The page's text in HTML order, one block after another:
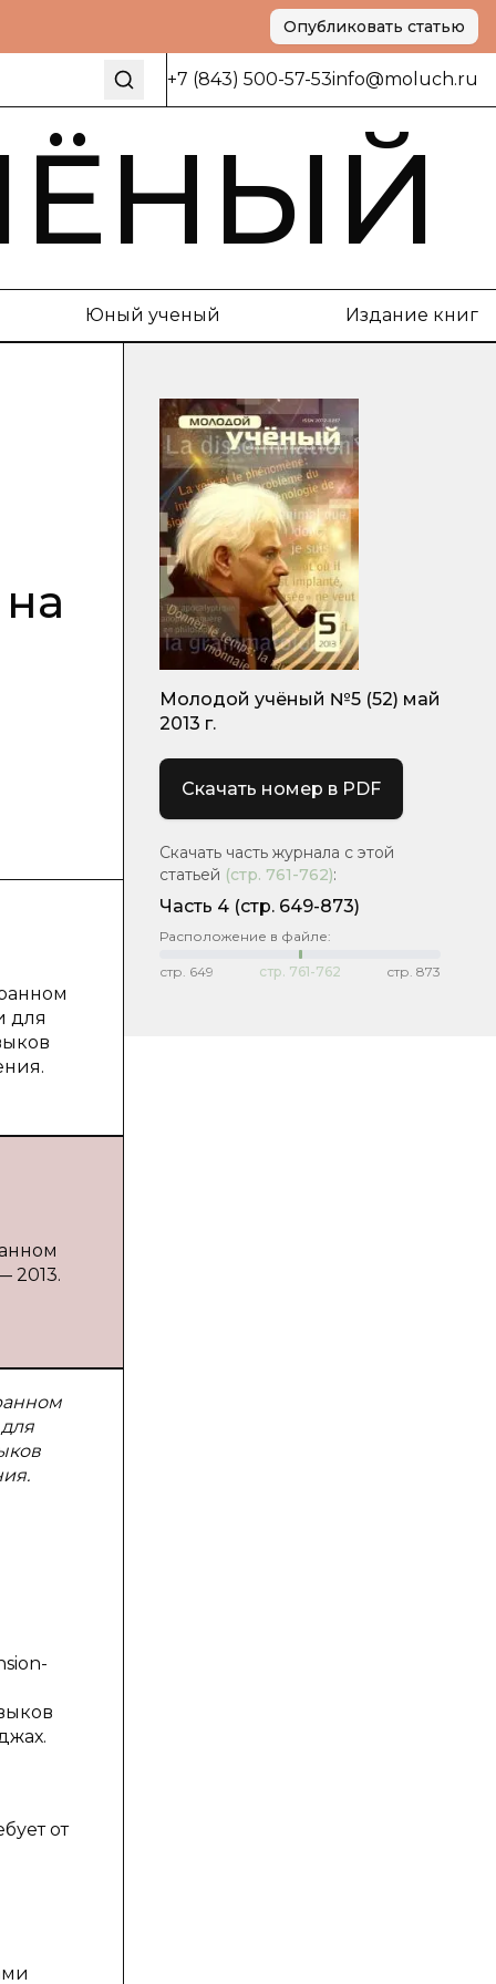
Опубликовать статью
+7 (843) 500-57-53info@moluch.ru
Юный ученый Издание книг
для
2013.
от
Молодой учёный №5 (52) май
2013 г.
Скачать номер в PDF
Скачать часть журнала с этой
статьей (стр. 761-762):
Часть 4 (стр. 649-873)
Расположение в файле:
стр. 649 стр. 761-762 стр. 873